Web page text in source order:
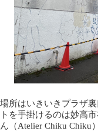
場所はいきいきプラザ
トを手掛けるのは妙高
ん（Atelier Chiku Chiku